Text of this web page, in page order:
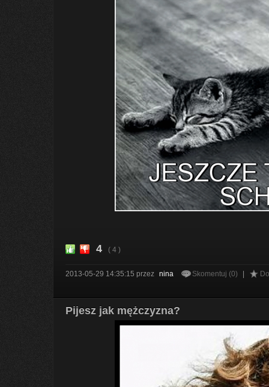
4 ( 4 )
2013-05-29 14:35:15 przez nina Skomentuj (0)
Pijesz jak mężczyzna?